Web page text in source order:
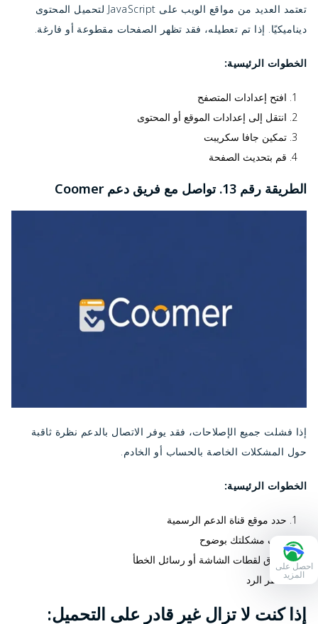
تعتمد العديد من مواقع الويب على JavaScript لتحميل المحتوى
ديناميكيًا. إذا تم تعطيله، فقد تظهر الصفحات مقطوعة أو فارغة.
الخطوات الرئيسية:
افتح إعدادات المتصفح
انتقل إلى إعدادات الموقع أو المحتوى
تمكين جافا سكريبت
قم بتحديث الصفحة
الطريقة رقم 13. تواصل مع فريق دعم Coomer
إذا فشلت جميع الإصلاحات، فقد يوفر الاتصال بالدعم نظرة ثاقبة
حول المشكلات الخاصة بالحساب أو الخادم.
الخطوات الرئيسية:
حدد موقع قناة الدعم الرسمية
صِف مشكلتك بوضوح
إرفاق لقطات الشاشة أو رسائل الخطأ
انتظر الرد
إذا كنت لا تزال غير قادر على التحميل:
احصل على
المزيد